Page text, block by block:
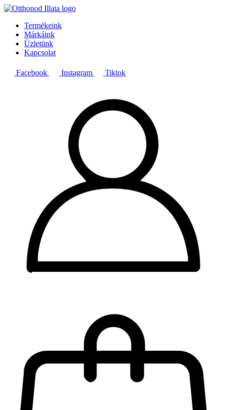
Termékeink
Márkáink
Üzletünk
Kapcsolat
Facebook Instagram Tiktok